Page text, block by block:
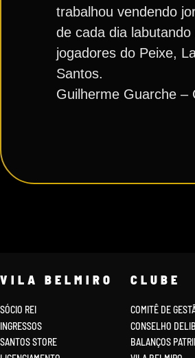
trabalhou vendendo
de cada dia
jogadores do Peixe,
Santos.
Guilherme Guarche –
VILA BELMIRO
SÓCIO REI
INGRESSOS
SANTOS STORE
CLUBE
COMITÊ DE
CONSELHO
BALANÇOS